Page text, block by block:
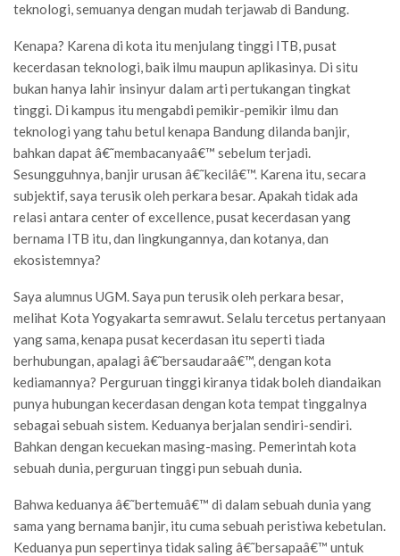
teknologi, semuanya dengan mudah terjawab di Bandung.
Kenapa? Karena di kota itu menjulang tinggi ITB, pusat
kecerdasan teknologi, baik ilmu maupun aplikasinya. Di situ
bukan hanya lahir insinyur dalam arti pertukangan tingkat
tinggi. Di kampus itu mengabdi pemikir-pemikir ilmu dan
teknologi yang tahu betul kenapa Bandung dilanda banjir,
bahkan dapat â€˜membacanyaâ€™ sebelum terjadi.
Sesungguhnya, banjir urusan â€˜kecilâ€™. Karena itu, secara
subjektif, saya terusik oleh perkara besar. Apakah tidak ada
relasi antara center of excellence, pusat kecerdasan yang
bernama ITB itu, dan lingkungannya, dan kotanya, dan
ekosistemnya?
Saya alumnus UGM. Saya pun terusik oleh perkara besar,
melihat Kota Yogyakarta semrawut. Selalu tercetus pertanyaan
yang sama, kenapa pusat kecerdasan itu seperti tiada
berhubungan, apalagi â€˜bersaudaraâ€™, dengan kota
kediamannya? Perguruan tinggi kiranya tidak boleh diandaikan
punya hubungan kecerdasan dengan kota tempat tinggalnya
sebagai sebuah sistem. Keduanya berjalan sendiri-sendiri.
Bahkan dengan kecuekan masing-masing. Pemerintah kota
sebuah dunia, perguruan tinggi pun sebuah dunia.
Bahwa keduanya â€˜bertemuâ€™ di dalam sebuah dunia yang
sama yang bernama banjir, itu cuma sebuah peristiwa kebetulan.
Keduanya pun sepertinya tidak saling â€˜bersapaâ€™ untuk